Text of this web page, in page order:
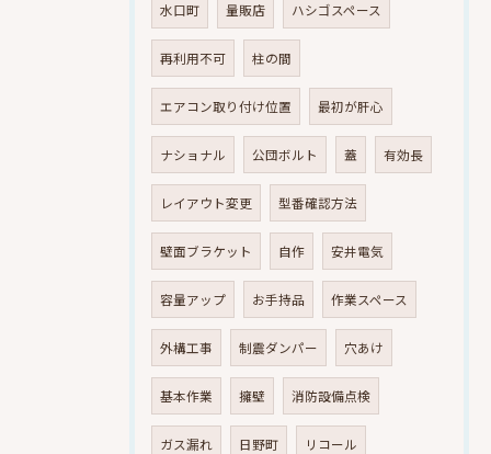
水口町 量販店 ハシゴスペース
再利用不可 柱の間
エアコン取り付け位置 最初が肝心
ナショナル 公団ボルト 蓋 有効長
レイアウト変更 型番確認方法
壁面ブラケット 自作 安井電気
容量アップ お手持品 作業スペース
外構工事 制震ダンパー 穴あけ
基本作業 擁壁 消防設備点検
ガス漏れ 日野町 リコール